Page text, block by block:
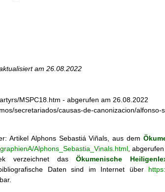
am 26.08.2022
MSPC18.htm - abgerufen am 26.08.2022
secretariados/causas-de-canonizacion/
Artikel Alphons Sebastiá Viñals, aus dem
Alphons_Sebastia_Vinals.html ,
verzeichnet dasÖkumenische
Daten sind im Internet über